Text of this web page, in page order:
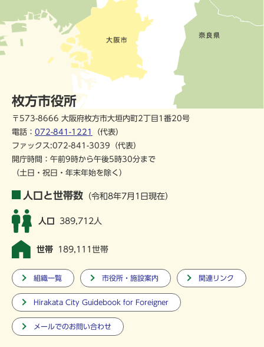
枚方市役所
〒573-8666 大阪府枚方市大垣内町2丁目1番20号
電話： 072-841-1221
（代表）
ファックス:072-841-3039（代表）
開庁時間：午前9時から午後5時30分まで
（土日・祝日・年末年始を除く）
人口と世帯数 （令和8年7月1日現在）
人口 389,712人
世帯 189,111世帯
組織一覧 市役所・施設案内 関連リンク
Hirakata City Guidebook for Foreigner
メールでのお問い合わせ